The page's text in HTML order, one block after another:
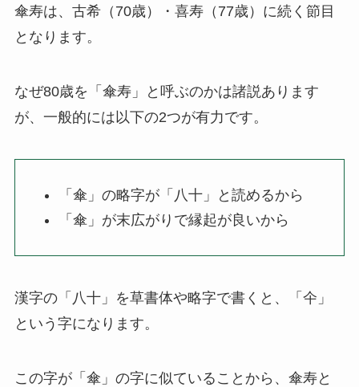
供花・献花
胡蝶蘭セット
ブライダル特集
花と電報で帰省しよう
傘寿は、古希（70歳）・喜寿（77歳）に続く節目
となります。
なぜ80歳を「傘寿」と呼ぶのかは諸説あります
が、一般的には以下の2つが有力です。
「傘」の略字が「八十」と読めるから
「傘」が末広がりで縁起が良いから
漢字の「八十」を草書体や略字で書くと、「仐」
という字になります。
この字が「傘」の字に似ていることから、傘寿と